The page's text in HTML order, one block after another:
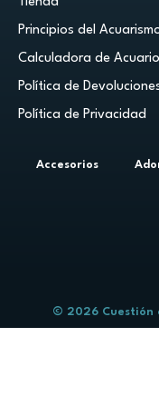
Principios del
Calculadora de
Política de
Política de Privacidad
Accesorios
© 2026 Cuestión